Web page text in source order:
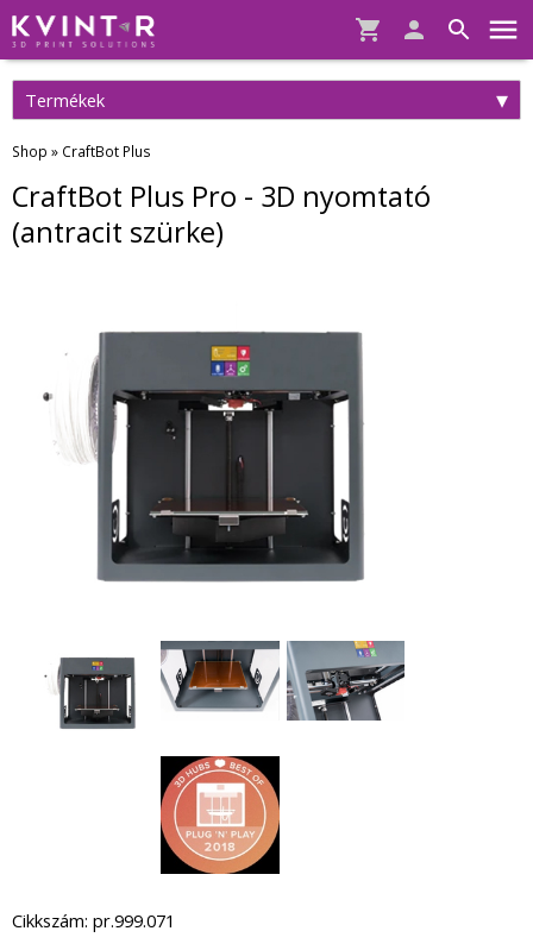
Termékek
Shop » CraftBot Plus
CraftBot Plus Pro - 3D nyomtató
(antracit szürke)
Cikkszám: pr.999.071